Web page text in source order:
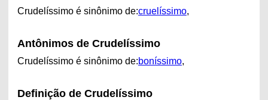
Crudelíssimo é sinônimo de:cruelíssimo,
Antônimos de Crudelíssimo
Crudelíssimo é sinônimo de:boníssimo,
Definição de Crudelíssimo